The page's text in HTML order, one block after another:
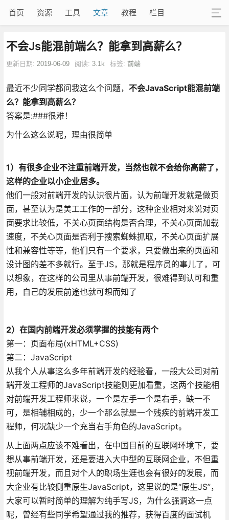
首页 资源 工具 文章 教程 栏目
不会Js能混前端么？能拿到高薪么？
更新日期: 2019-06-09 阅读: 3.1k 标签: 前端
最近不少同学都问我这么个问题， 不会JavaScript能混前端
么？能拿到高薪么？
答案是:###很难！
为什么这么说呢，理由很简单
1）有很多企业不注重前端开发，当然也就不会给你高薪了，
这样的企业以小企业居多。
他们一般对前端开发的认识很片面，认为前端开发就是做页
面，甚至认为是美工工作的一部分，这种企业相对来说对页
面要求比较低，不关心页面结构是否合理，不关心页面加载
速度，不关心页面是否利于搜索蜘蛛抓取，不关心页面扩展
性和兼容性等等，他们只有一个要求，只要做出来的页面和
设计图的差不多就行。至于JS，那就是程序员的事儿了，可
以想象，在这样的公司里从事前端开发，很难得到认可和重
用，自己的发展前途也就可想而知了
2）在国内前端开发必须掌握的技能有两个
第一：页面布局(xHTML+CSS)
第二：JavaScript
从我个人从事这么多年前端开发的经验看，一般大公司对前
端开发工程师的JavaScript技能则更加看重，这两个技能相
对前端开发工程师来说，一个是左手一个是右手，缺一不
可，是相辅相成的，少一个那么就是一个残疾的前端开发工
程师，何况缺少一个充当右手角色的JavaScript。
从上面两点应该不难看出，在中国目前的互联网环境下，要
想从事前端开发，还是要进入大中型的互联网企业，不但重
视前端开发，而且对个人的职场生涯也会有很好的发展，而
大企业有比较侧重原生JavaScript，这里说的是“原生JS”，
大家可以暂时简单的理解为纯手写JS，为什么强调这一点
呢，曾经有些同学希望通过我的推荐，获得百度的面试机